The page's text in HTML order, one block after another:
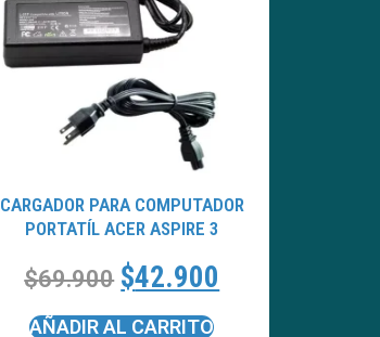
CARGADOR PARA COMPUTADOR
PORTATÍL ACER ASPIRE 3
$69.900 $42.900
AÑADIR AL CARRITO